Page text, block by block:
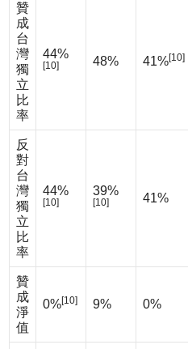
贊
成
台
灣
獨
立
比
率
44%
[10] 48% 41%[10]
反
對
台
灣
獨
立
比
率
44%
[10]
39%
[10] 41%
贊
成
淨
值
0%[10] 9% 0%